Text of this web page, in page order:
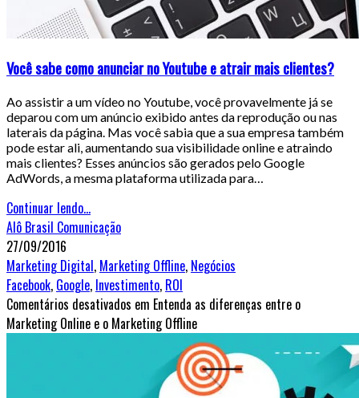
Você sabe como anunciar no Youtube e atrair mais clientes?
Ao assistir a um vídeo no Youtube, você provavelmente já se
deparou com um anúncio exibido antes da reprodução ou nas
laterais da página. Mas você sabia que a sua empresa também
pode estar ali, aumentando sua visibilidade online e atraindo
mais clientes? Esses anúncios são gerados pelo Google
AdWords, a mesma plataforma utilizada para…
Continuar lendo...
Alô Brasil Comunicação
27/09/2016
Marketing Digital, Marketing Offline, Negócios
Facebook, Google, Investimento, ROI
Comentários desativados em Entenda as diferenças entre o
Marketing Online e o Marketing Offline